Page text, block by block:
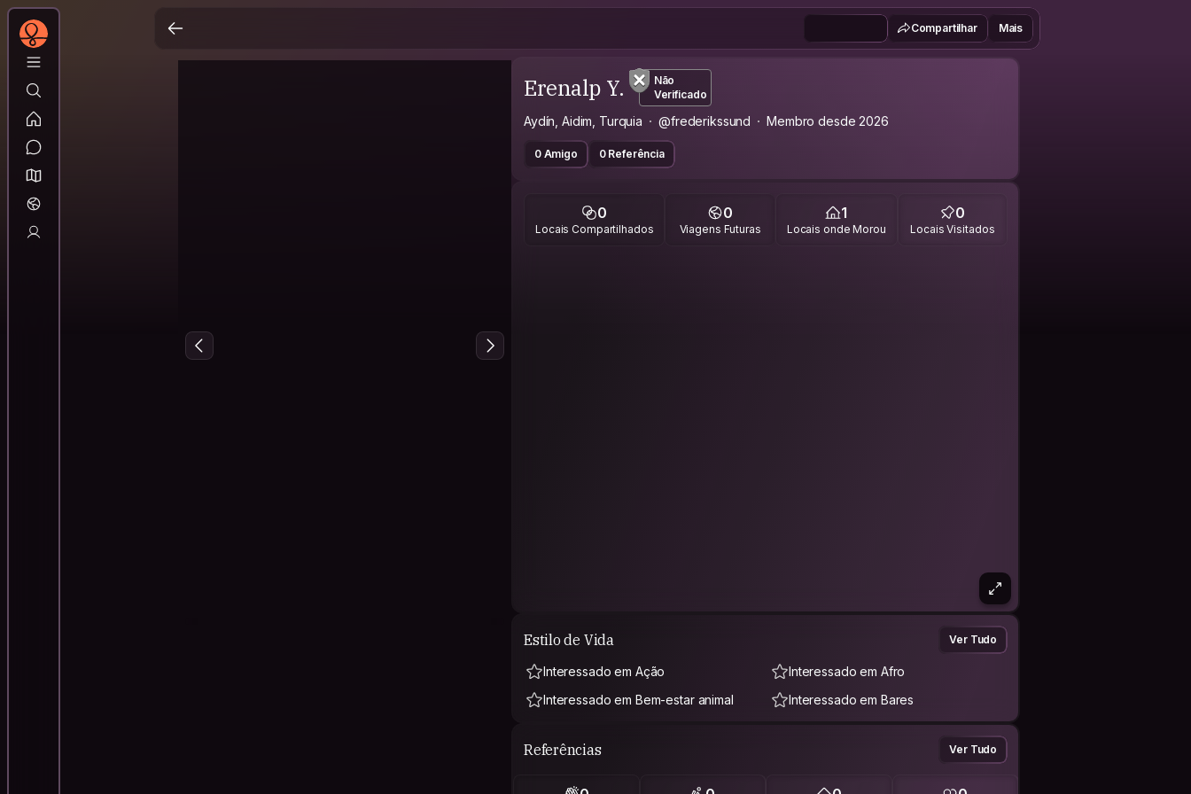
Compartilhar Mais
Erenalp Y.
Não
Verificado
Aydín, Aidim, Turquia @frederikssund Membro desde 2026
0 Amigo 0 Referência
0
Locais Compartilhados
0
Viagens Futuras
1
Locais onde Morou
0
Locais Visitados
Estilo de Vida Ver Tudo
Interessado em Ação
Interessado em Afro
Interessado em Bem-estar animal
Interessado em Bares
Referências Ver Tudo